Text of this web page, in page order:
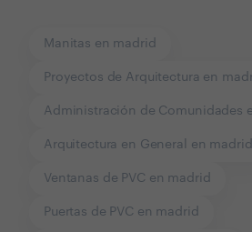
Manitas en madrid
Proyectos de Arquitectura en
Administración de Comunidades
Arquitectura en General en madrid
Ventanas de PVC en madrid
Puertas de PVC en madrid